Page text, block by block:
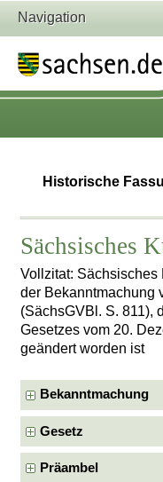
Navigation
Historische
Sächsisches
Vollzitat: Sächsisches
der Bekanntmachung
(SächsGVBl. S. 811),
Gesetzes vom 20.
geändert worden ist
Bekanntmachung
Gesetz
Präambel